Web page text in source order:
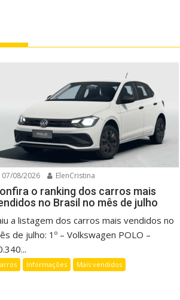
07/08/2026 ElenCristina
o ranking dos carros mais
no Brasil no mês de julho
a listagem dos carros mais vendidos no
de julho: 1º – Volkswagen POLO –
Informações Mais vendidos